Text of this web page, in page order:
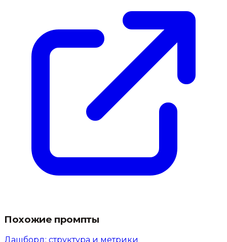
Похожие промпты
Дашборд: структура и метрики